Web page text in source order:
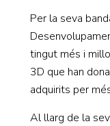
Per la seva
tingut més i
3D que han
adquirits per
Al llarg de la